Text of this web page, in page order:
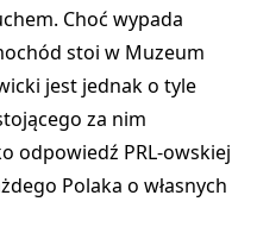
Choć wypada
stoi w Muzeum
jest jednak o tyle
za nim
odpowiedź PRL-owskiej
Polaka o własnych